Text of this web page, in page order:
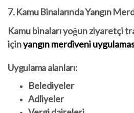
7. Kamu Binalarında Yangın
Kamu binaları yoğun ziyaretçi
içinyangın merdiveni
Uygulama alanları:
Belediyeler
Adliyeler